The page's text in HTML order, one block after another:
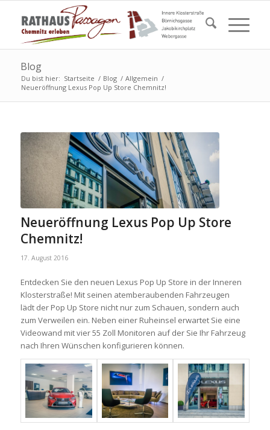
Blog
Du bist hier: Startseite / Blog / Allgemein /
Neueröffnung Lexus Pop Up Store Chemnitz!
Neueröffnung Lexus Pop Up Store
Chemnitz!
17. August 2016
Entdecken Sie den neuen Lexus Pop Up Store in der Inneren
Klosterstraße! Mit seinen atemberaubenden Fahrzeugen
lädt der Pop Up Store nicht nur zum Schauen, sondern auch
zum Verweilen ein. Neben einer Ruheinsel erwartet Sie eine
Videowand mit vier 55 Zoll Monitoren auf der Sie Ihr Fahrzeug
nach Ihren Wünschen konfigurieren können.